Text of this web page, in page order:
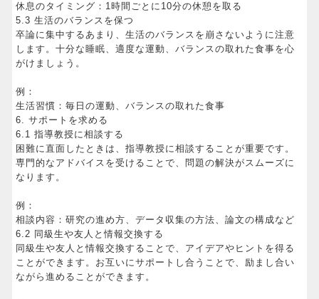
休息のタイミング：1時間ごとに10分の休憩を取る
5.3 生活のバランスを保つ
卒論に集中するあまり、生活のバランスを崩さないように注意
します。十分な睡眠、適度な運動、バランスの取れた食事を心
がけましょう。
例：
生活習慣：毎日の運動、バランスの取れた食事
6. サポートを求める
6.1 指導教授に相談する
困難に直面したときは、指導教授に相談することが重要です。
専門的なアドバイスを受けることで、問題の解決がスムーズに
なります。
例：
相談内容：研究の進め方、データ収集の方法、論文の構成など
6.2 同級生や友人と情報交換する
同級生や友人と情報交換することで、アイデアやヒントを得る
ことができます。お互いにサポートし合うことで、励まし合い
ながら進めることができます。